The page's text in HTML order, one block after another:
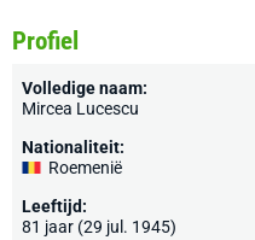
Profiel
Volledige naam:
Mircea Lucescu
Nationaliteit:
Roemenië
Leeftijd:
81 jaar (29 jul. 1945)